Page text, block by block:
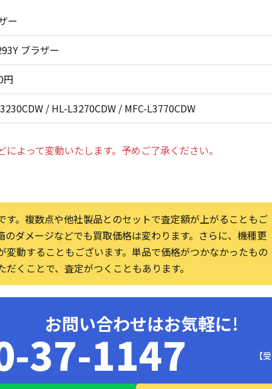
ー
ブラザー
円
/ HL-L3270CDW / MFC-L3770CDW
よって変動いたします。予めご了承ください。
す。複数点や他社製品とのセットで査定額が上がることもご
ダメージなどでも買取価格は変わります。さらに、機種更
動することもございます。単品で価格がつかなかったもの
くことで、査定がつくこともあります。
お問い合わせはお気軽に!
37-1147 【